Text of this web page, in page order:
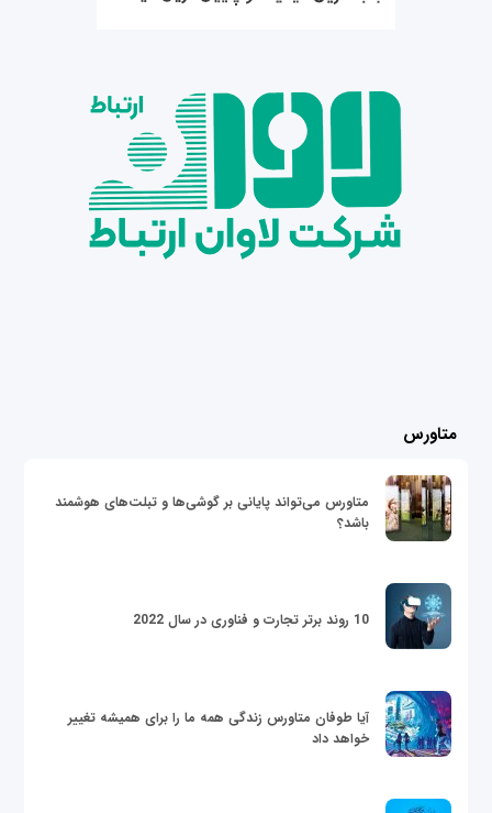
متاورس
متاورس می‌تواند پایانی بر گوشی‌ها و تبلت‌های هوشمند
باشد؟
10 روند برتر تجارت و فناوری در سال 2022
آیا طوفان متاورس زندگی همه ما را برای همیشه تغییر
خواهد داد